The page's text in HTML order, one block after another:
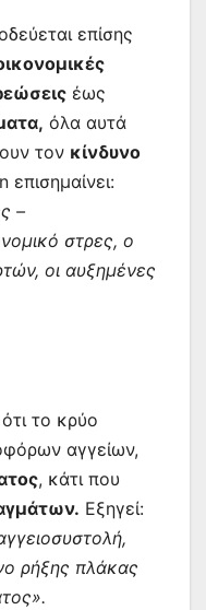
επίσης
έως
όλα αυτά
τον κίνδυνο
–
στρες, ο
οι αυξημένες
το κρύο
αγγείων,
, κάτι που
Εξηγεί:
ρήξης πλάκας